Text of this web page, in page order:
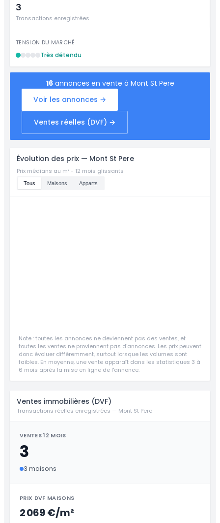
3
Transactions enregistrées
TENSION DU MARCHÉ
Très détendu
16annonces en vente à Mont St Pere
Voir les annonces →
Ventes réelles (DVF) →
Évolution des prix — Mont St Pere
Prix médians au m² - 12 mois glissants
Tous Maisons Apparts
Note : toutes les annonces ne deviennent pas des ventes, et
toutes les ventes ne proviennent pas d'annonces. Les prix peuvent
donc évoluer différemment, surtout lorsque les volumes sont
faibles. En moyenne, une vente apparaît dans les statistiques 3 à
6 mois après la mise en ligne de l'annonce.
Ventes immobilières (DVF)
Transactions réelles enregistrées — Mont St Pere
VENTES 12 MOIS
3
3 maisons
PRIX DVF MAISONS
2 069 €/m²